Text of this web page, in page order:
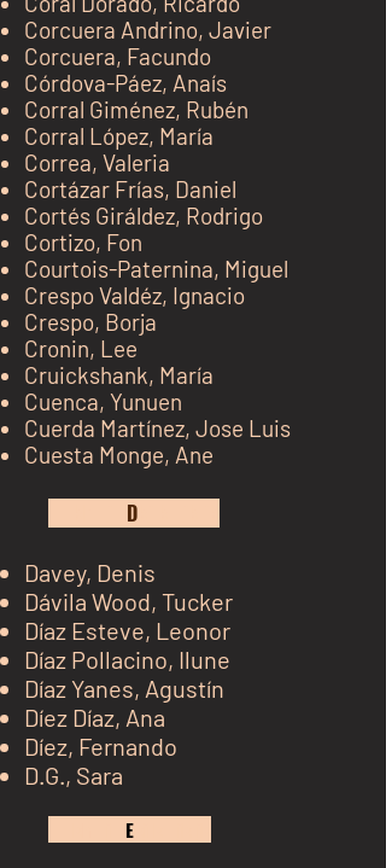
Corcuera Andrino, Javier
Corcuera, Facundo
Córdova-Páez, Anaís
Corral Giménez, Rubén
Corral López, María
Correa, Valeria
Cortázar Frías, Daniel
Cortés Giráldez, Rodrigo
Cortizo, Fon
Courtois-Paternina, Miguel
Crespo Valdéz, Ignacio
Crespo, Borja
Cronin, Lee
Cruickshank, María
Cuenca, Yunuen
Cuerda Martínez, Jose Luis
Cuesta Monge, Ane
D
Davey, Denis
Dávila Wood, Tucker
Díaz Esteve, Leonor
​Díaz Pollacino, Ilune
Díaz Yanes, Agustín
Díez Díaz, Ana
​Díez, Fernando
​D.G., Sara
E